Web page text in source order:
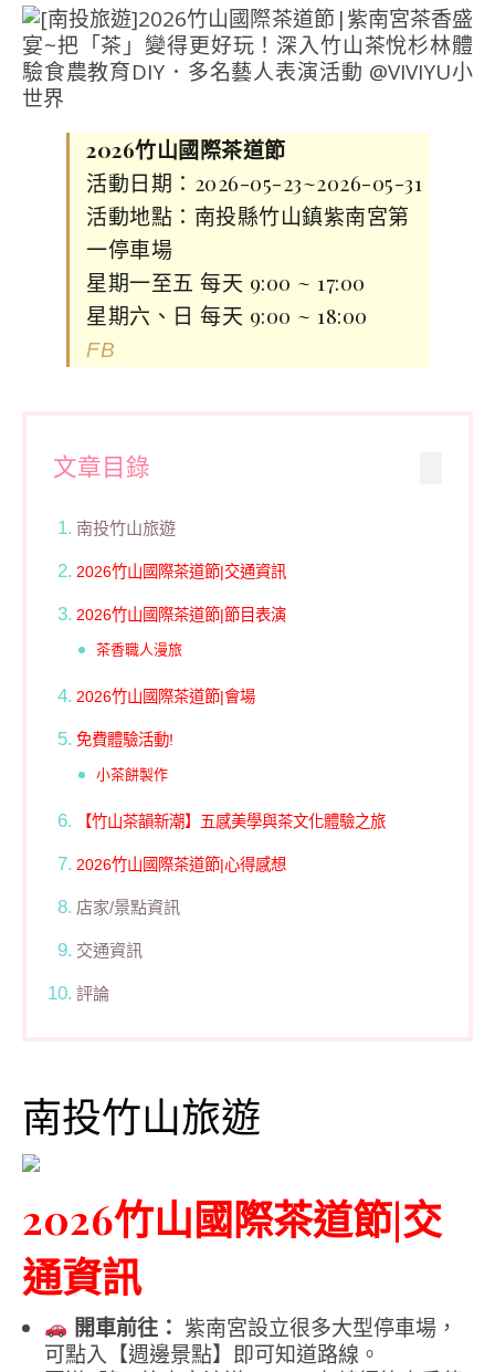
2026竹山國際茶道節
活動日期：2026-05-23~2026-05-31
活動地點：南投縣竹山鎮紫南宮第
一停車場
星期一至五 每天 9:00 ~ 17:00
星期六、日 每天 9:00 ~ 18:00
FB
文章目錄
南投竹山旅遊
2026竹山國際茶道節|交通資訊
2026竹山國際茶道節|節目表演
茶香職人漫旅
2026竹山國際茶道節|會場
免費體驗活動!
小茶餅製作
【竹山茶韻新潮】五感美學與茶文化體驗之旅
2026竹山國際茶道節|心得感想
店家/景點資訊
交通資訊
評論
南投竹山旅遊
2026竹山國際茶道節|交
通資訊
開車前往： 紫南宮設立很多大型停車場，
可點入【週邊景點】即可知道路線。